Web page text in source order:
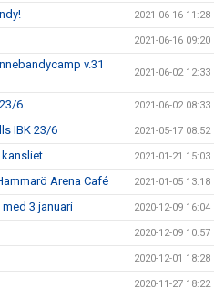
2021-06-16 11:28
2021-06-16 09:20
v.31
2021-06-02 12:33
6 2021-06-02 08:33
IBK 23/6 2021-05-17 08:52
2021-01-21 15:03
Arena Café 2021-01-05 13:18
3 januari 2020-12-09 16:04
2020-12-09 10:57
2020-12-01 18:28
2020-11-27 18:22